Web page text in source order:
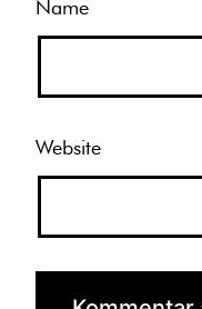
Name
Website